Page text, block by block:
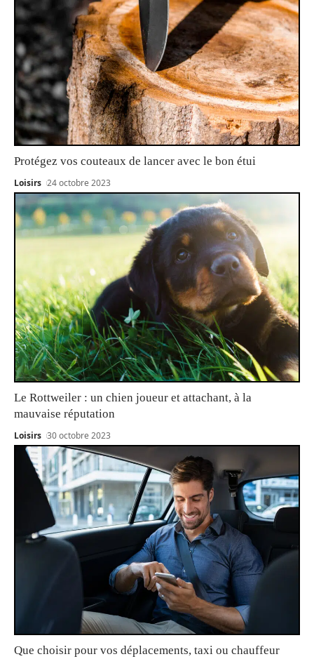
Protégez vos couteaux de lancer avec le bon étui
Loisirs 24 octobre 2023
Le Rottweiler : un chien joueur et attachant, à la
mauvaise réputation
Loisirs 30 octobre 2023
Que choisir pour vos déplacements, taxi ou chauffeur